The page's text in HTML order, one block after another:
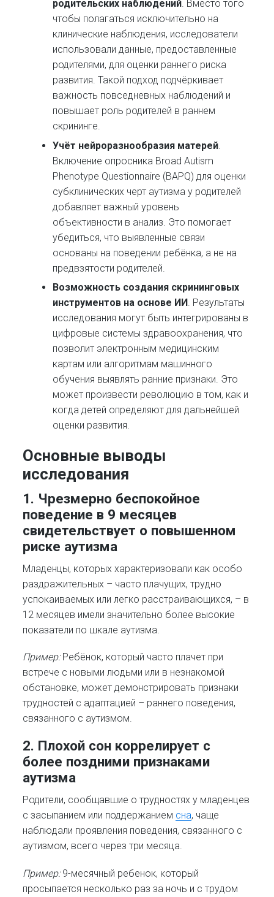
родительских наблюдений. Вместо того
чтобы полагаться исключительно на
клинические наблюдения, исследователи
использовали данные, предоставленные
родителями, для оценки раннего риска
развития. Такой подход подчёркивает
важность повседневных наблюдений и
повышает роль родителей в раннем
скрининге.
Учёт нейроразнообразия матерей
Включение опросника Broad Autism
Phenotype Questionnaire (BAPQ) для оценки
субклинических черт аутизма у родителей
добавляет важный уровень
объективности в анализ. Это помогает
убедиться, что выявленные связи
основаны на поведении ребёнка, а не на
предвзятости родителей.
Возможность создания скрининговых
инструментов на основе ИИ. Результаты
исследования могут быть интегрированы в
цифровые системы здравоохранения, что
позволит электронным медицинским
картам или алгоритмам машинного
обучения выявлять ранние признаки. Это
может произвести революцию в том, как и
когда детей определяют для дальнейшей
оценки развития.
Основные выводы
исследования
1. Чрезмерно беспокойное
поведение в 9 месяцев
свидетельствует о повышенном
риске аутизма
Младенцы, которых характеризовали как особо
раздражительных – часто плачущих, трудно
успокаиваемых или легко расстраивающихся, – в
12 месяцев имели значительно более высокие
показатели по шкале аутизма.
Пример:Ребёнок, который часто плачет при
встрече с новыми людьми или в незнакомой
обстановке, может демонстрировать признаки
трудностей с адаптацией – раннего поведения,
связанного с аутизмом.
2. Плохой сон коррелирует с
более поздними признаками
аутизма
Родители, сообщавшие о трудностях у младенцев
с засыпанием или поддержанием сна, чаще
наблюдали проявления поведения, связанного с
аутизмом, всего через три месяца.​
Пример:9-месячный ребенок, который
просыпается несколько раз за ночь и с трудом